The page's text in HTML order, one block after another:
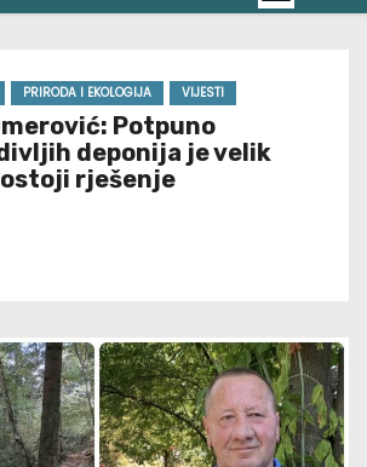
PRIRODA I EKOLOGIJA VIJESTI
Potpuno
deponija je velik
rješenje